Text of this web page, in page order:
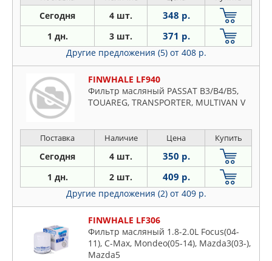
Сегодня 4 шт. 348 р.
1 дн. 3 шт. 371 р.
Другие предложения (5) от 408 р.
FINWHALE LF940
Фильтр масляный PASSAT B3/B4/B5,
TOUAREG, TRANSPORTER, MULTIVAN V
Поставка Наличие Цена Купить
Сегодня 4 шт. 350 р.
1 дн. 2 шт. 409 р.
Другие предложения (2) от 409 р.
FINWHALE LF306
Фильтр масляный 1.8-2.0L Focus(04-
11), C-Max, Mondeo(05-14), Mazda3(03-),
Mazda5